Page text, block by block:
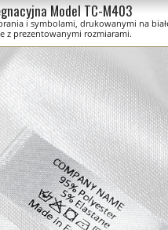
Model TC-M403
i symbolami, drukowanymi na
z prezentowanymi rozmiarami.